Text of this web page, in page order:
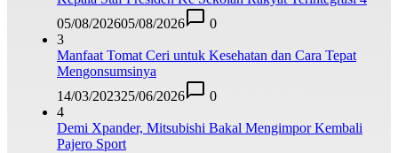
05/08/202605/08/2026
0
3
Manfaat Tomat Ceri untuk Kesehatan dan Cara Tepat
Mengonsumsinya
14/03/202325/06/2026
0
4
Demi Xpander, Mitsubishi Bakal Mengimpor Kembali
Pajero Sport